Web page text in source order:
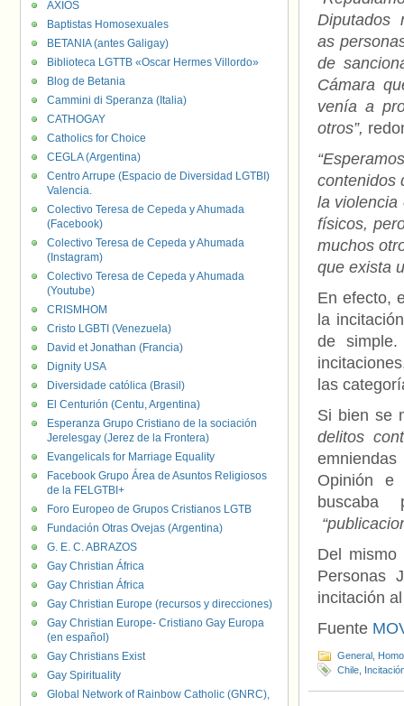
Diputados
as
de
Cámara
venía a
otros”,
contenidos
la violencia
físicos,
muchos
que exista
En efecto,
la
de
las
Si bien se
delitos
Opinión e
buscaba
Del mismo
Personas
incitación
Fuente
General
Chile
AXIOS
Baptistas Homosexuales
BETANIA (antes Galigay)
Biblioteca LGTTB «Oscar Hermes Villordo»
Blog de Betania
Cammini di Speranza (Italia)
CATHOGAY
Catholics for Choice
CEGLA (Argentina)
Centro Arrupe (Espacio de Diversidad LGTBI)
Valencia.
Colectivo Teresa de Cepeda y Ahumada
(Facebook)
Colectivo Teresa de Cepeda y Ahumada
(Instagram)
Colectivo Teresa de Cepeda y Ahumada
(Youtube)
CRISMHOM
Cristo LGBTI (Venezuela)
David et Jonathan (Francia)
Dignity USA
Diversidade católica (Brasil)
El Centurión (Centu, Argentina)
Esperanza Grupo Cristiano de la sociación
Jerelesgay (Jerez de la Frontera)
Evangelicals for Marriage Equality
Facebook Grupo Área de Asuntos Religiosos
de la FELGTBI+
Foro Europeo de Grupos Cristianos LGTB
Fundación Otras Ovejas (Argentina)
G. E. C. ABRAZOS
Gay Christian África
Gay Christian África
Gay Christian Europe (recursos y direcciones)
Gay Christian Europe- Cristiano Gay Europa
(en español)
Gay Christians Exist
Gay Spirituality
Global Network of Rainbow Catholic (GNRC),